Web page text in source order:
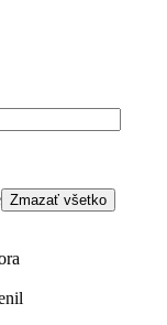
Zmazať všetko